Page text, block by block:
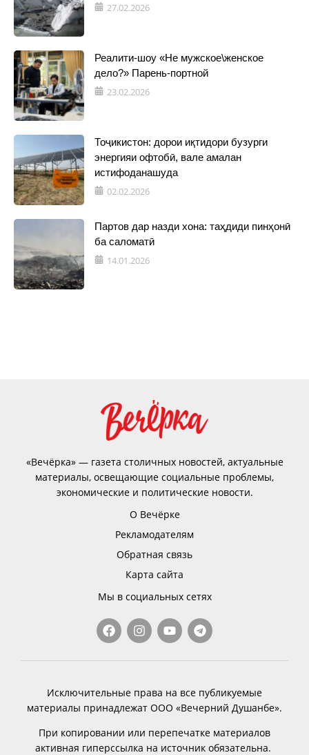
27.02.2026
Реалити-шоу «Не мужское\женское
дело?» Парень-портной
23.02.2026
Тоҷикистон: дорои иқтидори бузурги
энергияи офтобӣ, вале амалан
истифоданашуда
02.02.2026
Партов дар назди хона: таҳдиди пинҳонӣ
ба саломатӣ
14.01.2026
«Вечёрка» — газета столичных новостей, актуальные
материалы, освещающие социальные проблемы,
экономические и политические новости.
О Вечёрке
Рекламодателям
Обратная связь
Карта сайта
Мы в социальных сетях
Исключительные права на все публикуемые
материалы принадлежат ООО «Вечерний Душанбе».
При копировании или перепечатке материалов
активная гиперссылка на источник обязательна.